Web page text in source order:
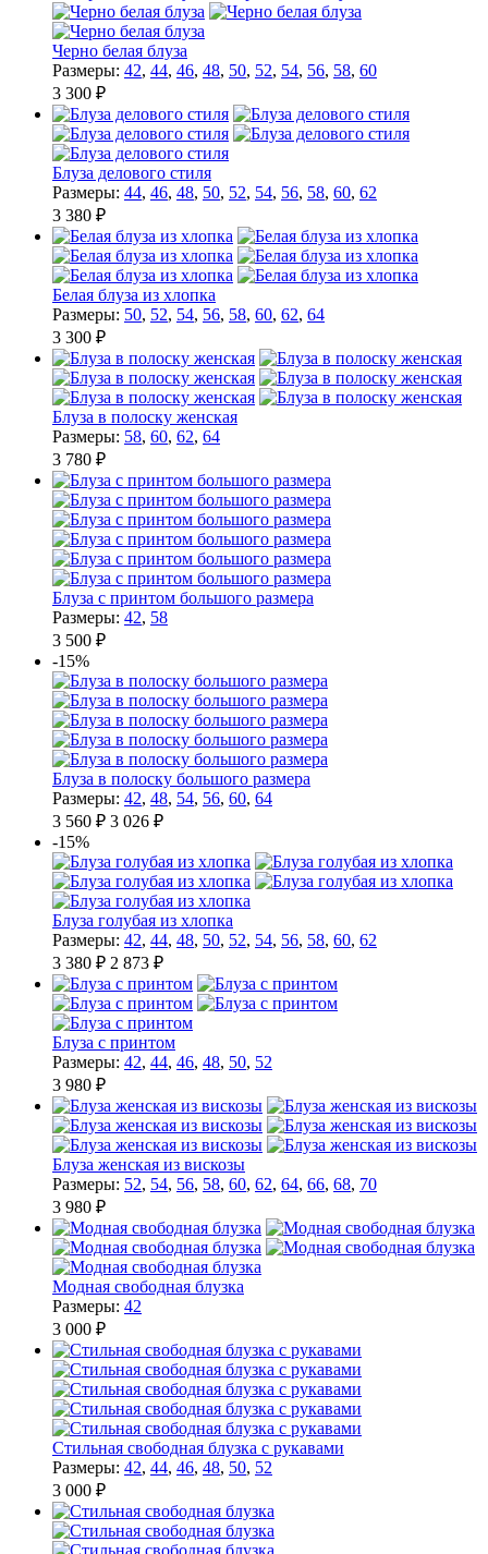
Черно белая блуза
Размеры: 42, 44, 46, 48, 50, 52, 54, 56, 58, 60
3 300 ₽
Блуза делового стиля
Размеры: 44, 46, 48, 50, 52, 54, 56, 58, 60, 62
3 380 ₽
Белая блуза из хлопка
Размеры: 50, 52, 54, 56, 58, 60, 62, 64
3 300 ₽
Блуза в полоску женская
Размеры: 58, 60, 62, 64
3 780 ₽
Блуза с принтом большого размера
Размеры: 42, 58
3 500 ₽
-15%
Блуза в полоску большого размера
Размеры: 42, 48, 54, 56, 60, 64
3 560 ₽ 3 026 ₽
-15%
Блуза голубая из хлопка
Размеры: 42, 44, 48, 50, 52, 54, 56, 58, 60, 62
3 380 ₽ 2 873 ₽
Блуза c принтом
Размеры: 42, 44, 46, 48, 50, 52
3 980 ₽
Блуза женская из вискозы
Размеры: 52, 54, 56, 58, 60, 62, 64, 66, 68, 70
3 980 ₽
Модная свободная блузка
Размеры: 42
3 000 ₽
Стильная свободная блузка с рукавами
Размеры: 42, 44, 46, 48, 50, 52
3 000 ₽